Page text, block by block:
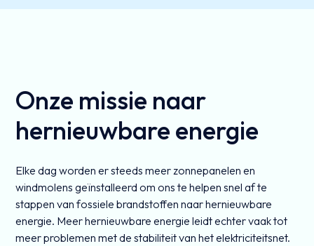
Onze missie naar
hernieuwbare energie
Elke dag worden er steeds meer zonnepanelen en
windmolens geïnstalleerd om ons te helpen snel af te
stappen van fossiele brandstoffen naar hernieuwbare
energie. Meer hernieuwbare energie leidt echter vaak tot
meer problemen met de stabiliteit van het elektriciteitsnet.